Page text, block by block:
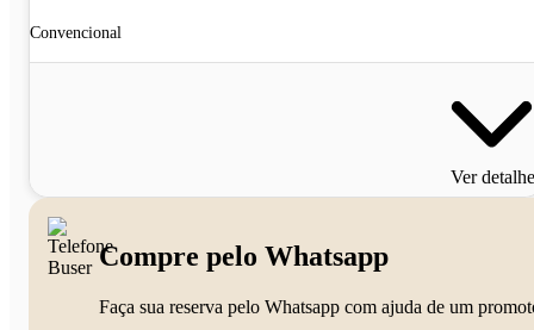
Convencional
Ver
Compre pelo Whatsapp
Faça sua reserva pelo Whatsapp com ajuda de um